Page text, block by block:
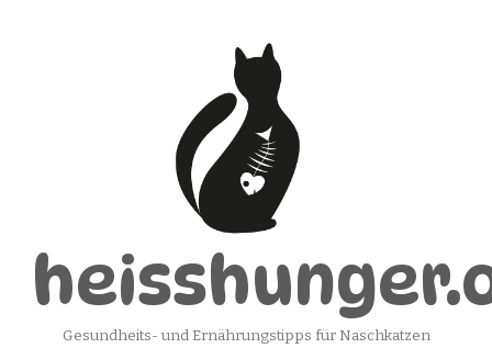
Gesundheits- und Ernährungstipps für Naschkatzen